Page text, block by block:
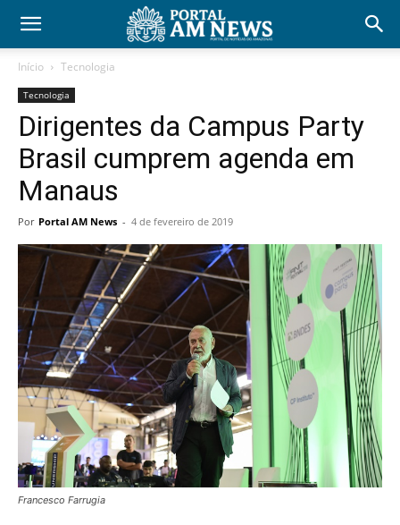
Início Tecnologia
Tecnologia
Dirigentes da Campus Party
Brasil cumprem agenda em
Manaus
Por Portal AM News - 4 de fevereiro de 2019
Francesco Farrugia